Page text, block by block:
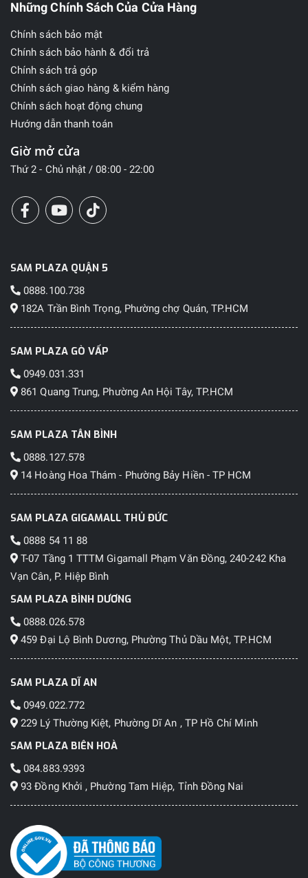
Những Chính Sách Của Cửa Hàng
Chính sách bảo mật
Chính sách bảo hành & đổi trả
Chính sách trả góp
Chính sách giao hàng & kiểm hàng
Chính sách hoạt động chung
Hướng dẫn thanh toán
Giờ mở cửa
Thứ 2 - Chủ nhật / 08:00 - 22:00
SAM PLAZA QUẬN 5
0888.100.738
182A Trần Bình Trọng, Phường chợ Quán, TP.HCM
SAM PLAZA GÒ VẤP
0949.031.331
861 Quang Trung, Phường An Hội Tây, TP.HCM
SAM PLAZA TÂN BÌNH
0888.127.578
14 Hoàng Hoa Thám - Phường Bảy Hiền - TP HCM
SAM PLAZA GIGAMALL THỦ ĐỨC
0888 54 11 88
T-07 Tầng 1 TTTM Gigamall Phạm Văn Đồng, 240-242 Kha
Vạn Cân, P. Hiệp Bình
SAM PLAZA BÌNH DƯƠNG
0888.026.578
459 Đại Lộ Bình Dương, Phường Thủ Dầu Một, TP.HCM
SAM PLAZA DĨ AN
0949.022.772
229 Lý Thường Kiệt, Phường Dĩ An , TP Hồ Chí Minh
SAM PLAZA BIÊN HOÀ
084.883.9393
93 Đồng Khởi , Phường Tam Hiệp, Tỉnh Đồng Nai